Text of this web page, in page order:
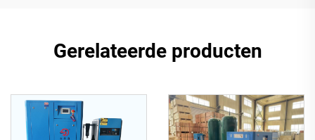
Gerelateerde producten